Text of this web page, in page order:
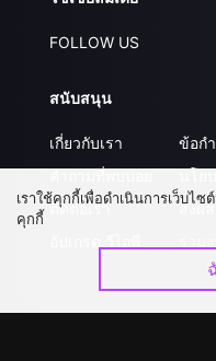
FOLLOW US
สนับสนุน
เกี่ยวกับเรา
ติดต่อเรา
ข้อก
ส่งผ
เราใช้คุกกี้เพื่อดำเนินการเว็บไ
คุกกี้